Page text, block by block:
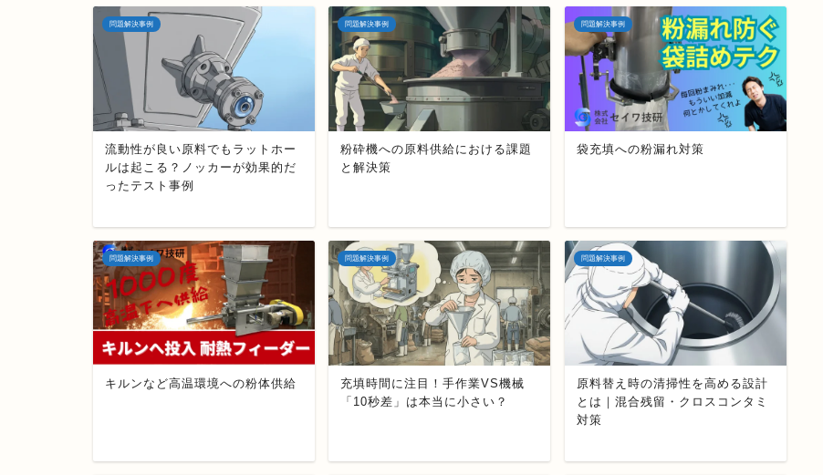
問題解決事例
流動性が良い原料でもラットホー
ルは起こる？ノッカーが効果的だ
ったテスト事例
問題解決事例
粉砕機への原料供給における課題
と解決策
問題解決事例
袋充填への粉漏れ対策
問題解決事例
キルンなど高温環境への粉体供給
問題解決事例
充填時間に注目！手作業VS機械
「10秒差」は本当に小さい？
問題解決事例
原料替え時の清掃性を高める設計
とは｜混合残留・クロスコンタミ
対策